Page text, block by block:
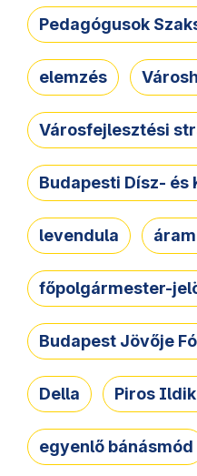
Pedagógusok
elemzés
Városfejlesztési
Budapesti Dísz- és
levendula
főpolgármester-
Budapest Jövője
Della Piros
egyenlő bánásmód